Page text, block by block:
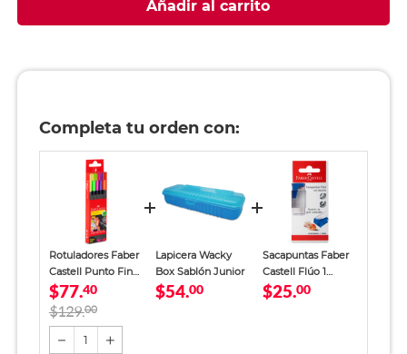
Añadir al carrito
Completa tu orden con:
Rotuladores Faber
Castell Punto Fino
Neón 5 piezas
$77.40
$129.00
1
Lapicera Wacky
Box Sablón Junior
$54.00
Sacapuntas Faber
Castell Flúo 1
orificio
$25.00